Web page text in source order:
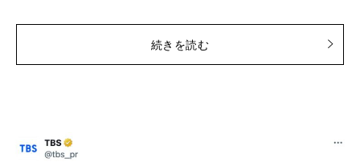
続きを読む